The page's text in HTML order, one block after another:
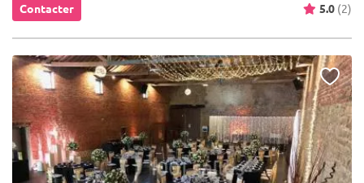
Contacter 5.0 (2)